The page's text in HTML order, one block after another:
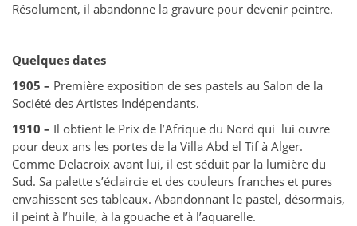
Résolument, il abandonne la gravure pour devenir peintre.
Quelques dates
1905 – Première exposition de ses pastels au Salon de la
Société des Artistes Indépendants.
1910 – Il obtient le Prix de l’Afrique du Nord qui lui ouvre
pour deux ans les portes de la Villa Abd el Tif à Alger.
Comme Delacroix avant lui, il est séduit par la lumière du
Sud. Sa palette s’éclaircie et des couleurs franches et pures
envahissent ses tableaux. Abandonnant le pastel, désormais,
il peint à l’huile, à la gouache et à l’aquarelle.